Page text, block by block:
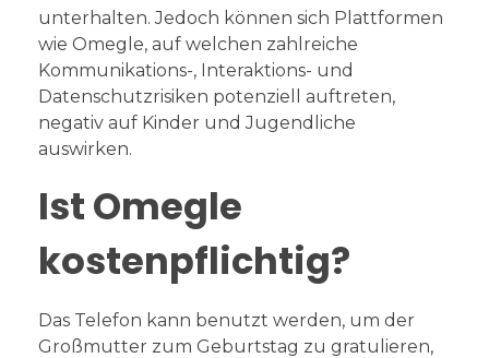
unterhalten. Jedoch können sich Plattformen
wie Omegle, auf welchen zahlreiche
Kommunikations-, Interaktions- und
Datenschutzrisiken potenziell auftreten,
negativ auf Kinder und Jugendliche
auswirken.
Ist Omegle
kostenpflichtig?
Das Telefon kann benutzt werden, um der
Großmutter zum Geburtstag zu gratulieren,